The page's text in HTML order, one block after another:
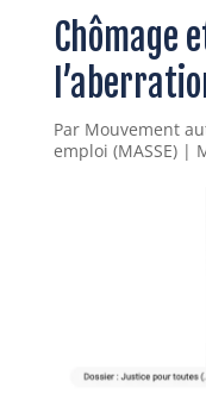
Chômage
Par Mouvement
emploi (MASSE)|